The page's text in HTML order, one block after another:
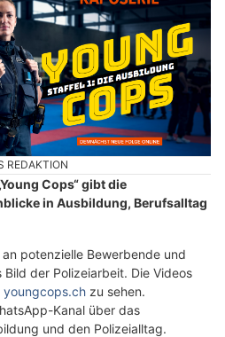
REDAKTION
Cops“ gibt die
in Ausbildung, Berufsalltag
potenzielle Bewerbende und
der Polizeiarbeit. Die Videos
youngcops.ch zu sehen.
Kanal über das
und den Polizeialltag.